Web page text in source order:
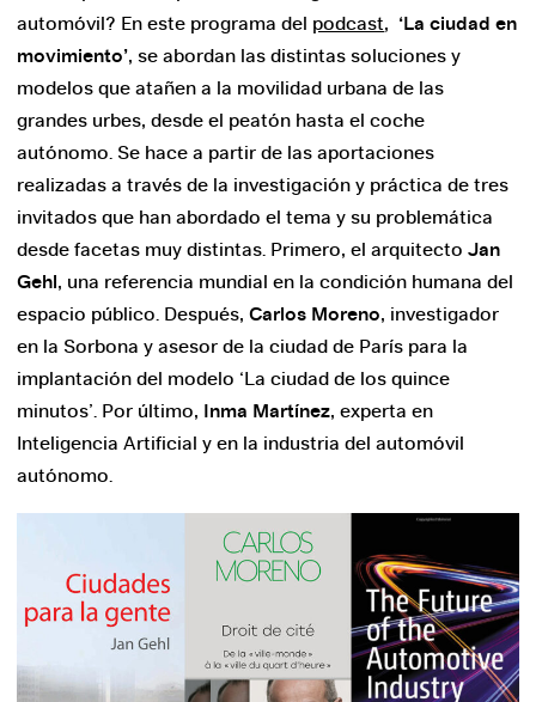
automóvil? En este programa del podcast, ‘La ciudad en
movimiento’, se abordan las distintas soluciones y
modelos que atañen a la movilidad urbana de las
grandes urbes, desde el peatón hasta el coche
autónomo. Se hace a partir de las aportaciones
realizadas a través de la investigación y práctica de tres
invitados que han abordado el tema y su problemática
desde facetas muy distintas. Primero, el arquitectoJan
Gehl, una referencia mundial en la condición humana del
espacio público. Después,Carlos Moreno, investigador
en la Sorbona y asesor de la ciudad de París para la
implantación del modelo ‘La ciudad de los quince
minutos’. Por último, Inma Martínez, experta en
Inteligencia Artificial y en la industria del automóvil
autónomo.